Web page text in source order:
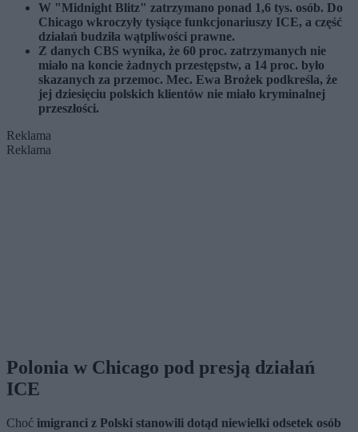
W "Midnight Blitz" zatrzymano ponad 1,6 tys. osób. Do
Chicago wkroczyły tysiące funkcjonariuszy ICE, a część
działań budziła wątpliwości prawne.
Z danych CBS wynika, że 60 proc. zatrzymanych nie
miało na koncie żadnych przestępstw, a 14 proc. było
skazanych za przemoc. Mec. Ewa Brożek podkreśla, że
jej dziesięciu polskich klientów nie miało kryminalnej
przeszłości.
Reklama
Reklama
Polonia w Chicago pod presją działań
ICE
Choć imigranci z Polski stanowili dotąd niewielki odsetek osób